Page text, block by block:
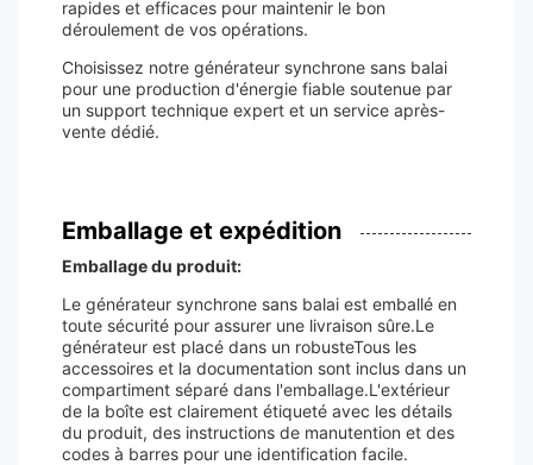
rapides et efficaces pour maintenir le bon
déroulement de vos opérations.
Choisissez notre générateur synchrone sans balai
pour une production d'énergie fiable soutenue par
un support technique expert et un service après-
vente dédié.
Emballage et expédition
Emballage du produit:
Le générateur synchrone sans balai est emballé en
toute sécurité pour assurer une livraison sûre.Le
générateur est placé dans un robusteTous les
accessoires et la documentation sont inclus dans un
compartiment séparé dans l'emballage.L'extérieur
de la boîte est clairement étiqueté avec les détails
du produit, des instructions de manutention et des
codes à barres pour une identification facile.